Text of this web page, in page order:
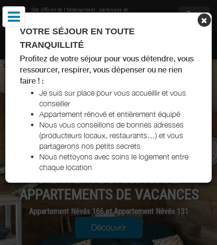
Site Officiel de l'hébergement , partenaire de
APPARTEMENT BONNEFOY VAL THORENS
VOTRE SÉJOUR EN TOUTE
TRANQUILLITÉ
Profitez de votre séjour pour vous détendre, vous
ressourcer, respirer, vous dépenser ou ne rien
faire ! :
Je suis sur place pour vous accueillir et vous
conseiller
Appartement rénové et entièrement équipé
Nous vous conseillons de bonnes adresses
(producteurs locaux, restaurants…) et vous
partagerons nos petits secrets
Nous nettoyons avec soins le logement entre
chaque location
BIENVENUE DANS NOS 2
APPARTEMENTS DE VACANCES
Appartement Névés 166 et Appartement Névés 131
Découvrir